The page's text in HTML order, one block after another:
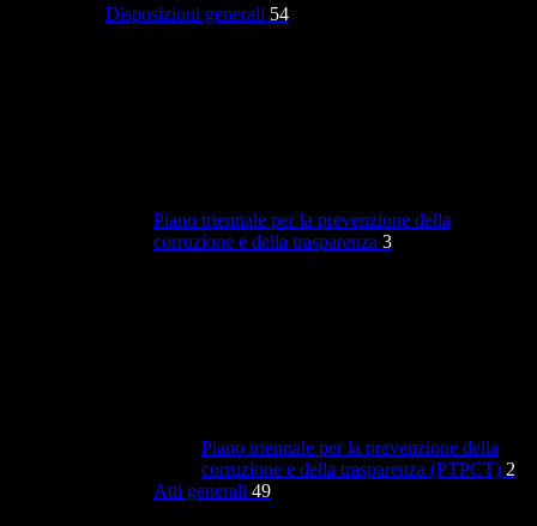
Disposizioni generali 54
Piano triennale per la prevenzione della
corruzione e della trasparenza 3
Piano triennale per la prevenzione della
corruzione e della trasparenza (PTPCT) 2
Atti generali 49